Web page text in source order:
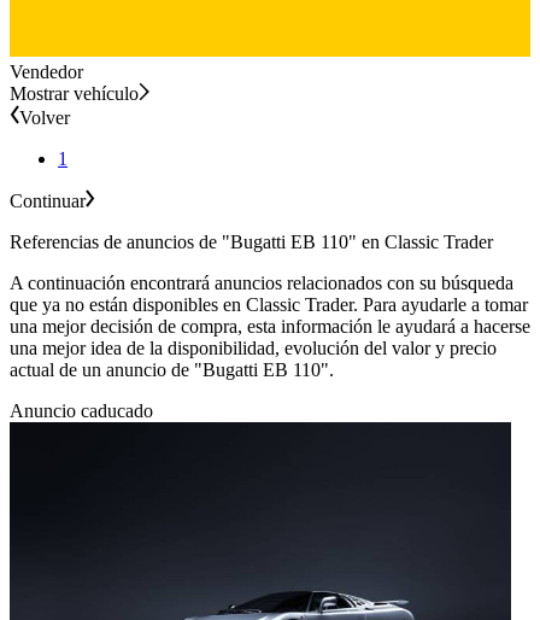
Vendedor
Mostrar vehículo
Volver
1
Continuar
Referencias de anuncios de "Bugatti EB 110" en Classic Trader
A continuación encontrará anuncios relacionados con su búsqueda
que ya no están disponibles en Classic Trader. Para ayudarle a tomar
una mejor decisión de compra, esta información le ayudará a hacerse
una mejor idea de la disponibilidad, evolución del valor y precio
actual de un anuncio de "Bugatti EB 110".
Anuncio caducado